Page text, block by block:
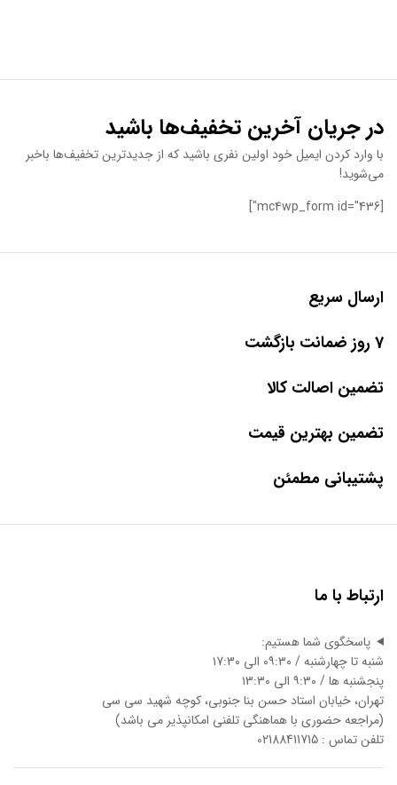
در جریان آخرین تخفیف‌ها باشید
با وارد کردن ایمیل خود اولین نفری باشید که از جدیدترین تخفیف‌ها باخبر
می‌شوید!
[mc4wp_form id="436"]
ارسال سریع
7 روز ضمانت بازگشت
تضمین اصالت کالا
تضمین بهترین قیمت
پشتیبانی مطمئن
ارتباط با ما
پاسخگوی شما هستیم:
شنبه تا چهارشنبه / ۰۹:۳۰ الی ۱7:3۰
پنجشنبه ها / ۹:۳۰ الی ۱3:3۰
تهران، خیابان استاد حسن بنا جنوبی، کوچه شهید سی سی
(مراجعه حضوری با هماهنگی تلفنی امکانپذیر می باشد)
تلفن تماس : 02188411715